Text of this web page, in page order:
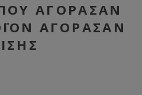
ΑΓΌΡΑΣΑΝ
ΑΓΌΡΑΣΑΝ